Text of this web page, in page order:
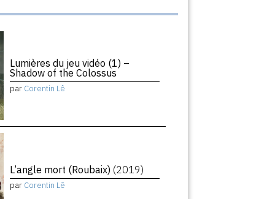
Lumières du jeu vidéo (1) –
Shadow of the Colossus
par Corentin Lê
L’angle mort (Roubaix) (2019)
par Corentin Lê